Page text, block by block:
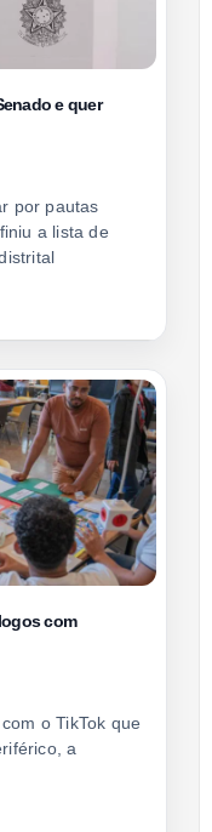
e quer
por pautas
a lista de
com
o TikTok que
a